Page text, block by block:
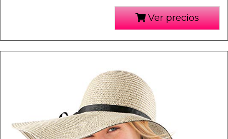
Ver precios